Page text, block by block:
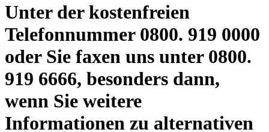
Unter der kostenfreien
Telefonnummer 0800. 919 0000
oder Sie faxen uns unter 0800.
919 6666, besonders dann,
wenn Sie weitere
Informationen zu alternativen